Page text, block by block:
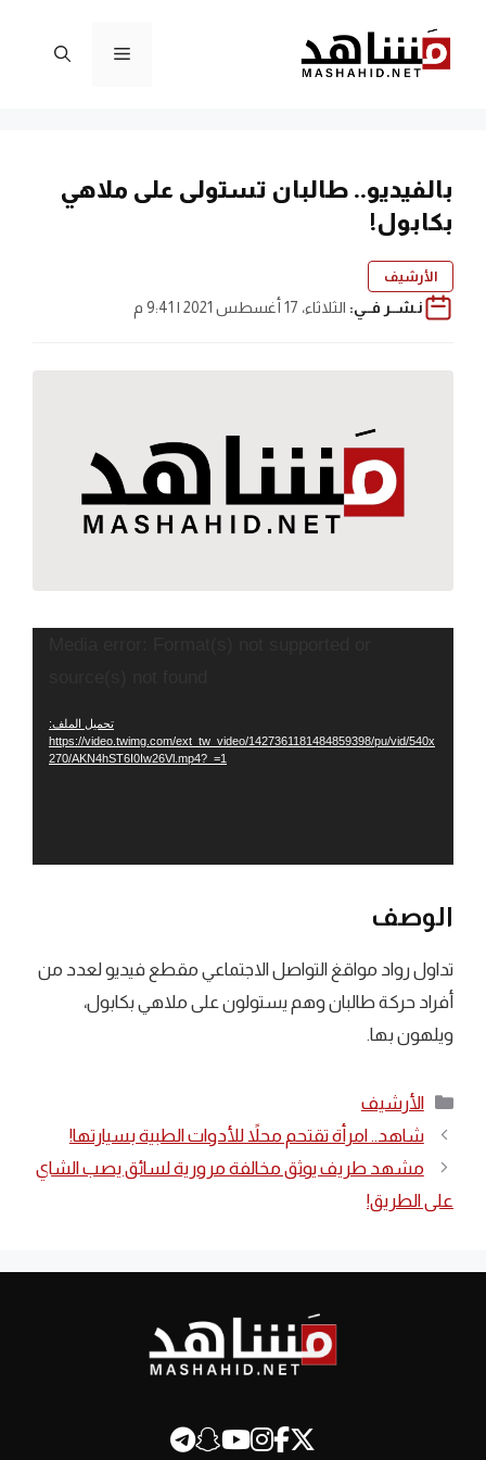
المحتوى
القائمة
بالفيديو.. طالبان تستولى على ملاهي
بكابول!
الأرشيف
نـشــر فــي: الثلاثاء، 17 أغسطس 2021 | 9:41 م
تحميل الملف:
https://video.twimg.com/ext_tw_video/1427361181484859398/pu/vid/540x
270/AKN4hST6I0Iw26Vl.mp4?_=1
الوصف
تداول رواد مواقغ التواصل الاجتماعي مقطع فيديو لعدد من
أفراد حركة طالبان وهم يستولون على ملاهي بكابول،
ويلهون بها.
التصنيفات
الأرشيف
شاهد.. امرأة تقتحم محلاً للأدوات الطبية بسيارتها!
مشهد طريف يوثق مخالفة مرورية لسائق يصب الشاي
على الطريق!